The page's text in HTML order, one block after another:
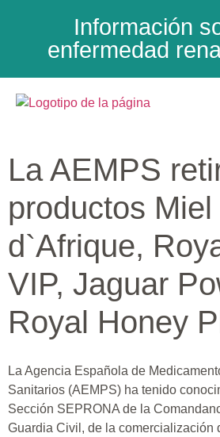
Información
enfermedad
La AEMPS
productos Miel
d`Afrique,
VIP, Jaguar
Royal Honey
La Agencia Española de
Sanitarios (AEMPS) ha tenido
Sección SEPRONA de la
Guardia Civil, de la comercialización